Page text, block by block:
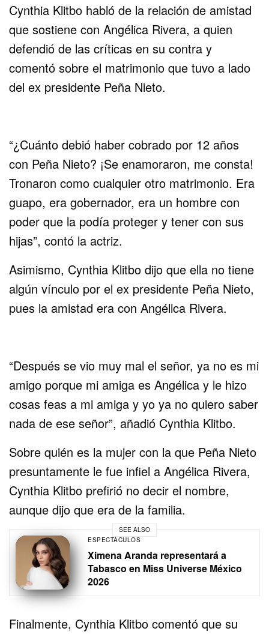
Cynthia Klitbo habló de la relación de amistad
que sostiene con Angélica Rivera, a quien
defendió de las críticas en su contra y
comentó sobre el matrimonio que tuvo a lado
del ex presidente Peña Nieto.
“¿Cuánto debió haber cobrado por 12 años
con Peña Nieto? ¡Se enamoraron, me consta!
Tronaron como cualquier otro matrimonio. Era
guapo, era gobernador, era un hombre con
poder que la podía proteger y tener con sus
hijas”, contó la actriz.
Asimismo, Cynthia Klitbo dijo que ella no tiene
algún vínculo por el ex presidente Peña Nieto,
pues la amistad era con Angélica Rivera.
“Después se vio muy mal el señor, ya no es mi
amigo porque mi amiga es Angélica y le hizo
cosas feas a mi amiga y yo ya no quiero saber
nada de ese señor”, añadió Cynthia Klitbo.
Sobre quién es la mujer con la que Peña Nieto
presuntamente le fue infiel a Angélica Rivera,
Cynthia Klitbo prefirió no decir el nombre,
aunque dijo que era de la familia.
SEE ALSO
ESPECTÁCULOS
Ximena Aranda representará a
Tabasco en Miss Universe México
2026
Finalmente, Cynthia Klitbo comentó que su